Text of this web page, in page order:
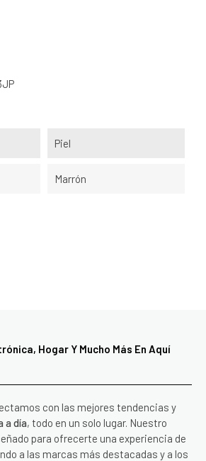
Piel
Marrón
Hogar Y Mucho Más En Aquí
con las mejores tendencias y
a día, todo en un solo lugar. Nuestro
para ofrecerte una experiencia de
a las marcas más destacadas y a los